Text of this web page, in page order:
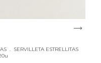
. SERVILLETA ESTRELLITAS